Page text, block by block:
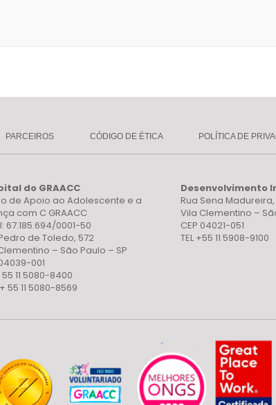
PARCEIROS CÓDIGO DE ÉTICA POLÍTICA DE
do GRAACC
de Apoio ao Adolescente e a
com C GRAACC
67.185.694/0001-50
de Toledo, 572
– São Paulo – SP
001
55 11 5080-8400
55 11 5080-8569
Desenvolvimento
Rua Sena Madureira,
Vila Clementino –
CEP 04021-051
TEL +55 11 5908-9100